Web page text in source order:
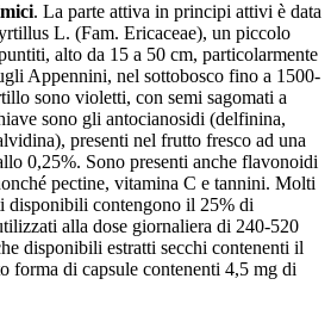
. La parte attiva in principi attivi è data
L. (Fam. Ericaceae), un piccolo
alto da 15 a 50 cm, particolarmente
Appennini, nel sottobosco fino a 1500-
sono violetti, con semi sagomati a
sono gli antocianosidi (delfinina,
presenti nel frutto fresco ad una
0,25%. Sono presenti anche flavonoidi
pectine, vitamina C e tannini. Molti
disponibili contengono il 25% di
alla dose giornaliera di 240-520
disponibili estratti secchi contenenti il
forma di capsule contenenti 4,5 mg di